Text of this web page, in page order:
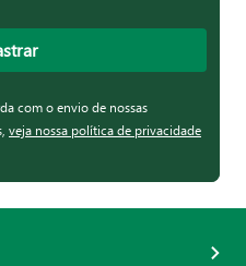
com o envio de nossas
veja nossa política de privacidade